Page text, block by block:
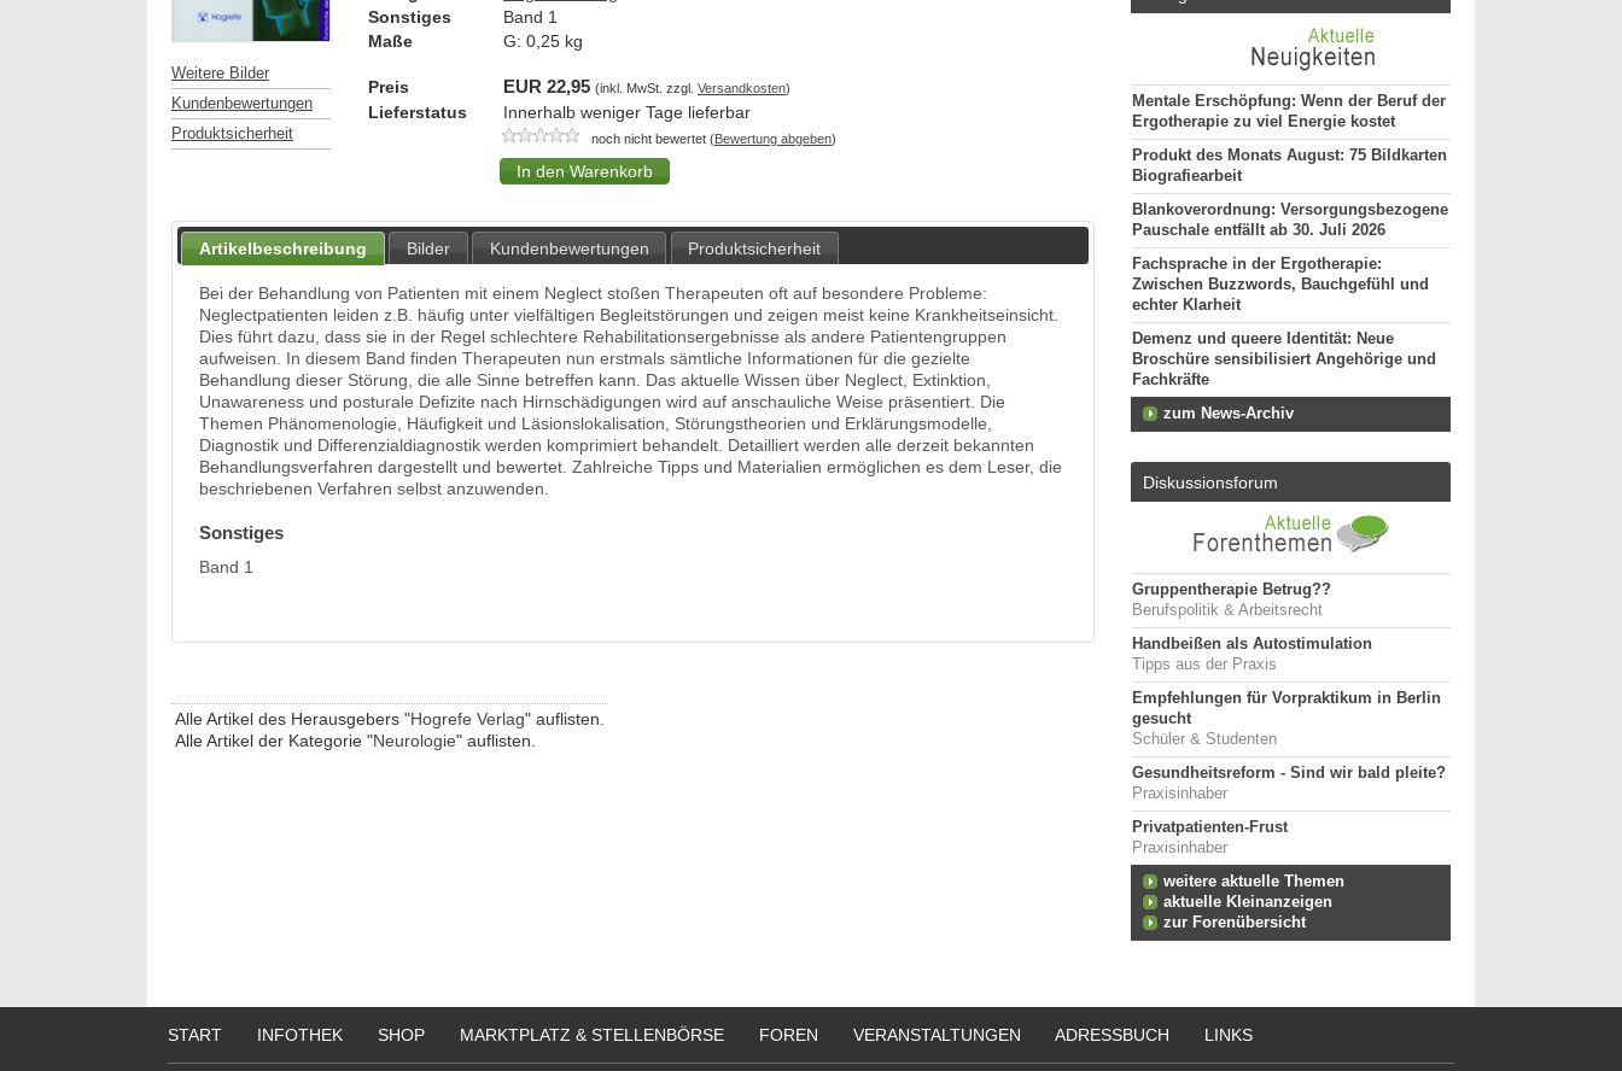
Weitere Bilder
Kundenbewertungen
Produktsicherheit
Sonstiges
Band 1
Maße
G: 0,25 kg
Preis EUR 22,95 (inkl. MwSt. zzgl. Versandkosten)
Lieferstatus Innerhalb weniger Tage lieferbar
noch nicht bewertet (Bewertung abgeben)
Artikelbeschreibung Bilder Kundenbewertungen Produktsicherheit
Bei der Behandlung von Patienten mit einem Neglect stoßen Therapeuten oft auf besondere Probleme:
Neglectpatienten leiden z.B. häufig unter vielfältigen Begleitstörungen und zeigen meist keine Krankheitseinsicht.
Dies führt dazu, dass sie in der Regel schlechtere Rehabilitationsergebnisse als andere Patientengruppen
aufweisen. In diesem Band finden Therapeuten nun erstmals sämtliche Informationen für die gezielte
Behandlung dieser Störung, die alle Sinne betreffen kann. Das aktuelle Wissen über Neglect, Extinktion,
Unawareness und posturale Defizite nach Hirnschädigungen wird auf anschauliche Weise präsentiert. Die
Themen Phänomenologie, Häufigkeit und Läsionslokalisation, Störungstheorien und Erklärungsmodelle,
Diagnostik und Differenzialdiagnostik werden komprimiert behandelt. Detailliert werden alle derzeit bekannten
Behandlungsverfahren dargestellt und bewertet. Zahlreiche Tipps und Materialien ermöglichen es dem Leser, die
beschriebenen Verfahren selbst anzuwenden.
Sonstiges
Band 1
Alle Artikel des Herausgebers "Hogrefe Verlag" auflisten.
Alle Artikel der Kategorie "Neurologie" auflisten.
Mentale Erschöpfung: Wenn der Beruf der
Ergotherapie zu viel Energie kostet
Produkt des Monats August: 75 Bildkarten
Biografiearbeit
Blankoverordnung: Versorgungsbezogene
Pauschale entfällt ab 30. Juli 2026
Fachsprache in der Ergotherapie:
Zwischen Buzzwords, Bauchgefühl und
echter Klarheit
Demenz und queere Identität: Neue
Broschüre sensibilisiert Angehörige und
Fachkräfte
zum News-Archiv
Diskussionsforum
Gruppentherapie Betrug??
Berufspolitik & Arbeitsrecht
Handbeißen als Autostimulation
Tipps aus der Praxis
Empfehlungen für Vorpraktikum in Berlin
gesucht
Schüler & Studenten
Gesundheitsreform - Sind wir bald pleite?
Praxisinhaber
Privatpatienten-Frust
Praxisinhaber
weitere aktuelle Themen
aktuelle Kleinanzeigen
zur Forenübersicht
START INFOTHEK SHOP MARKTPLATZ & STELLENBÖRSE FOREN VERANSTALTUNGEN ADRESSBUCH LINKS